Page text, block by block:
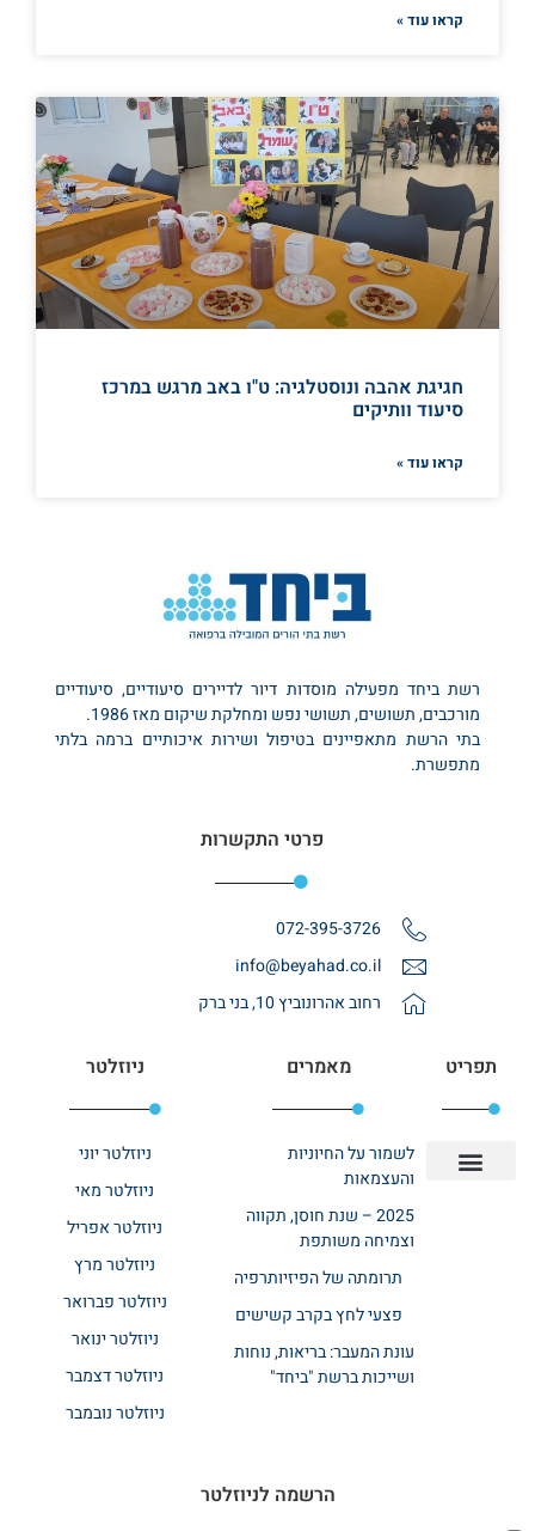
קראו עוד »
חגיגת אהבה ונוסטלגיה: ט"ו באב מרגש במרכז
סיעוד וותיקים
קראו עוד »
רשת ביחד מפעילה מוסדות דיור לדיירים סיעודיים, סיעודיים
מורכבים, תשושים, תשושי נפש ומחלקת שיקום מאז 1986.
בתי הרשת מתאפיינים בטיפול ושירות איכותיים ברמה בלתי
מתפשרת.
פרטי התקשרות
072-395-3726
info@beyahad.co.il
רחוב אהרונוביץ 10, בני ברק
תפריט מאמרים
לשמור על החיוניות
והעצמאות
2025 – שנת חוסן, תקווה
וצמיחה משותפת
תרומתה של הפיזיותרפיה
פצעי לחץ בקרב קשישים
עונת המעבר: בריאות, נוחות
ושייכות ברשת "ביחד"
ניוזלטר
ניוזלטר יוני
ניוזלטר מאי
ניוזלטר אפריל
ניוזלטר מרץ
ניוזלטר פברואר
ניוזלטר ינואר
ניוזלטר דצמבר
ניוזלטר נובמבר
הרשמה לניוזלטר